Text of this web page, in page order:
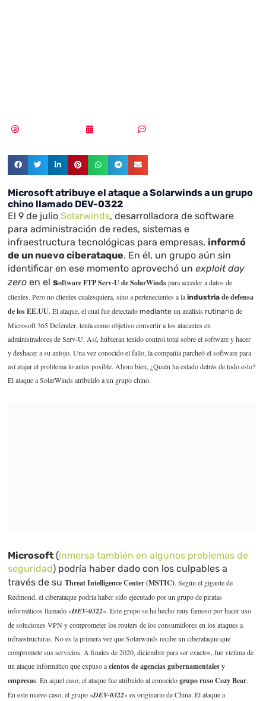
Microsoft atribuye el ataque a Solarwinds a un grupo
chino llamado DEV-0322
El 9 de julioSolarwinds, desarrolladora de software
para administración de redes, sistemas e
infraestructura tecnológicas para empresas, informó
de un nuevo ciberataque. En él, un grupo aún sin
identificar en ese momento aprovechó unexploit day
zeroen elsoftware FTP Serv-U de SolarWindspara acceder a datos de
clientes. Pero no clientes cualesquiera, sino a pertenecientes a laindustria de defensa
de los EE.UU. El ataque, el cual fue detectado mediante un análisis rutinario de
Microsoft 365 Defender, tenía como objetivo convertir a los atacantes en
administradores de Serv-U. Así, hubieran tenido control total sobre el software y hacer
y deshacer a su antojo. Una vez conocido el fallo, la compañía parcheó el software para
así atajar el problema lo antes posible. Ahora bien, ¿Quién ha estado detrás de todo esto?
El ataque a SolarWinds atribuido a un grupo chino.
Microsoft (inmersa también en algunos problemas de
seguridad) podría haber dado con los culpables a
través de suThreat Intelligence Center(MSTIC). Según el gigante de
Redmond, el ciberataque podría haber sido ejecutado por un grupo de piratas
informáticos llamado «DEV-0322«. Este grupo se ha hecho muy famoso por hacer uso
de soluciones VPN y comprometer los routers de los consumidores en los ataques a
infraestructuras. No es la primera vez que Solarwinds recibe un ciberataque que
compromete sus servicios. A finales de 2020, diciembre para ser exactos, fue víctima de
un ataque informático que expuso acientos de agencias gubernamentales y
empresas. En aquel caso, el ataque fue atribuido al conocidogrupo ruso Cozy Bear.
En este nuevo caso, el grupo «DEV-0322» esoriginariode China. El ataque a